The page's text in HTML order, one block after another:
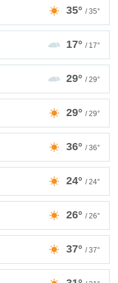
35° / 35°
17° / 17°
29° / 29°
29° / 29°
36° / 36°
24° / 24°
26° / 26°
37° / 37°